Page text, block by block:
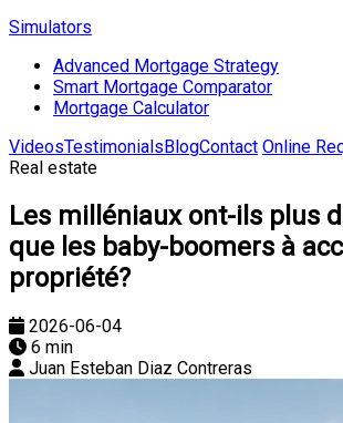
Simulators
Advanced Mortgage Strategy
Smart Mortgage Comparator
Mortgage Calculator
VideosTestimonialsBlogContact Online
Real estate
Les milléniaux ont-ils plus
que les baby-boomers à
propriété?
2026-06-04
6 min
Juan Esteban Diaz Contreras